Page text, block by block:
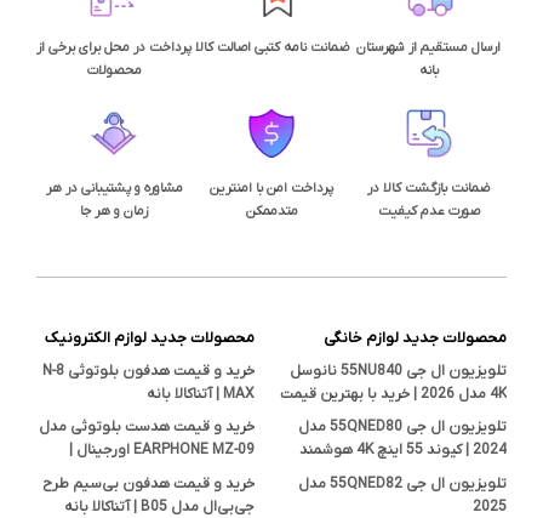
ارسال مستقیم از شهرستان
بانه
ضمانت نامه کتبی اصالت کالاپرداخت در محل برای برخی از
محصولات
ضمانت بازگشت کالا در
صورت عدم کیفیت
پرداخت امن با امنترین
متدممکن
مشاوره و پشتیبانی در هر
زمان و هر جا
محصولات جدید لوازم خانگی
تلویزیون ال جی 55NU840 نانوسل
4K مدل 2026 | خرید با بهترین قیمت
تلویزیون ال جی 55QNED80 مدل
2024 | کیوند 55 اینچ 4K هوشمند
اصل
تلویزیون ال جی 55QNED82 مدل
2025
محصولات جدید لوازم الکترونیک
خرید و قیمت هدفون بلوتوثی N-8
MAX | آتناکالا بانه
خرید و قیمت هدست بلوتوثی مدل
EARPHONE MZ-09 اورجینال |
فروشگاه آتناکالا بانه
خرید و قیمت هدفون بی‌سیم طرح
جی‌بی‌ال مدل B05 | آتناکالا بانه